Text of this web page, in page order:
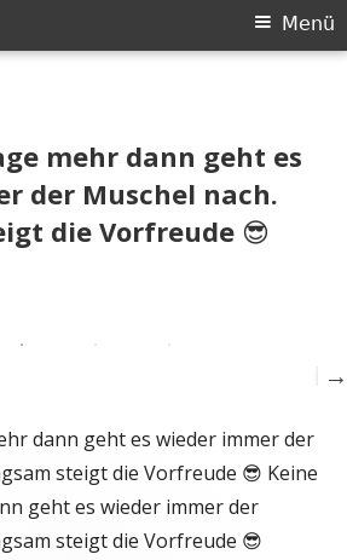
Wander- und Trekkingtouren
Menü
mehr dann geht es
der Muschel nach.
die Vorfreude 😎
dann geht es wieder immer der
steigt die Vorfreude 😎 Keine
geht es wieder immer der
steigt die Vorfreude 😎